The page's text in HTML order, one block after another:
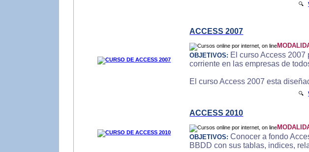
🔍
ACCESS 2007
OBJETIVOS: El curso Access
corriente en las empresas de
El curso Access 2007 esta
🔍
ACCESS 2010
OBJETIVOS: Conocer a fondo
BBDD con sus tablas, indices,